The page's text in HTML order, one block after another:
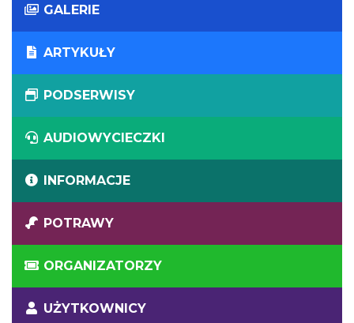
GALERIE
ARTYKUŁY
PODSERWISY
AUDIOWYCIECZKI
INFORMACJE
POTRAWY
ORGANIZATORZY
UŻYTKOWNICY